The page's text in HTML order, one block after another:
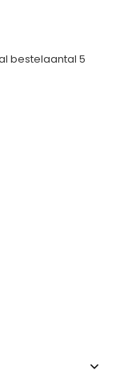
bestelaantal 5